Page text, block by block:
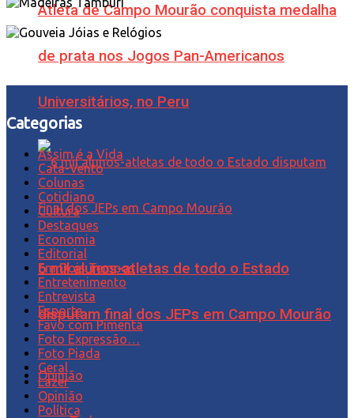
Atleta de Campo Mourão conquista medalha
de prata nos Jogos Pan-Americanos
Universitários, no Peru
6 mil alunos-atletas de todo o Estado
disputam final dos JEPs em Campo Mourão
Opinião
Categorias
Assim é a Vida
Cata-Vento
Colunas
Cotidiano
Cultura
Destaques
Economia
Editorial
Em Dois Tempos
Entretenimento
Entrevista
Esporte
Favo com Pimenta
Foto Expressão…
Foto Piada
Geral
Lazer
Opinião
Política